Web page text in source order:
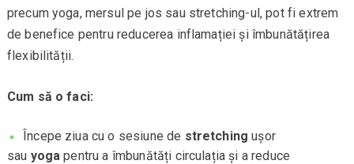
precum yoga, mersul pe jos sau stretching-ul, pot fi extrem
de benefice pentru reducerea inflamației și îmbunătățirea
flexibilității.
Cum să o faci:
Începe ziua cu o sesiune de stretching ușor
sau yoga pentru a îmbunătăți circulația și a reduce